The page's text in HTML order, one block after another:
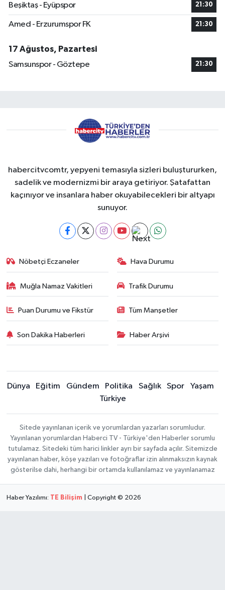
Beşiktaş - Eyüpspor 21:30
Amed - Erzurumspor FK 21:30
17 Ağustos, Pazartesi
Samsunspor - Göztepe
21:30
habercitvcomtr, yepyeni temasıyla sizleri buluştururken,
sadelik ve modernizmi bir araya getiriyor. Şatafattan
kaçınıyor ve insanlara haber okuyabilecekleri bir altyapı
sunuyor.
Nöbetçi Eczaneler Hava Durumu
Muğla Namaz Vakitleri Trafik Durumu
Puan Durumu ve Fikstür Tüm Manşetler
Son Dakika Haberleri Haber Arşivi
Dünya Eğitim Gündem Politika Sağlık Spor
Yaşam
Türkiye
Sitede yayınlanan içerik ve yorumlardan yazarları sorumludur.
Yayınlanan yorumlardan Haberci TV - Türkiye'den Haberler sorumlu
tutulamaz. Sitedeki tüm harici linkler ayrı bir sayfada açılır. Sitemizde
yayınlanan haber, köşe yazıları ve fotoğraflar izin alınmaksızın kaynak
gösterilse dahi, herhangi bir ortamda kullanılamaz ve yayınlanamaz
Haber Yazılımı: TE Bilişim | Copyright © 2026